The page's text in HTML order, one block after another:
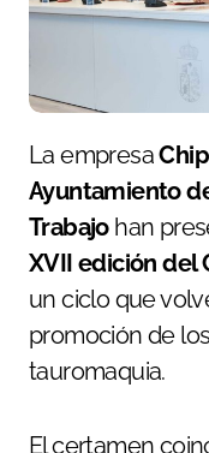
La empresa
Ayuntamiento
Trabajohan
XVII edición del
un ciclo que
promoción de
tauromaquia.
El certamen